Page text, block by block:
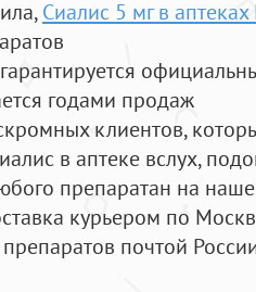
, Сиалис 5 мг в
годами продаж
клиентов,
в аптеке вслух,
препаратан на
курьером по
почтой